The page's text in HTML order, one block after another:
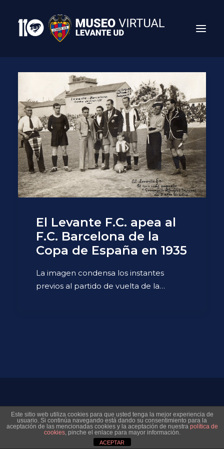
Search
El Levante F.C. apea al
F.C. Barcelona de la
Copa de España en 1935
La imagen condensa los instantes
previos al partido de vuelta de la…
© 2026 Museo Virtual Levante UD. All rights reserved
Este sitio web utiliza cookies para que usted tenga la mejor experiencia de
usuario. Si continúa navegando está dando su consentimiento para la
aceptación de las mencionadas cookies y la aceptación de nuestra política de
cookies, pinche el enlace para mayor información.
ACEPTAR